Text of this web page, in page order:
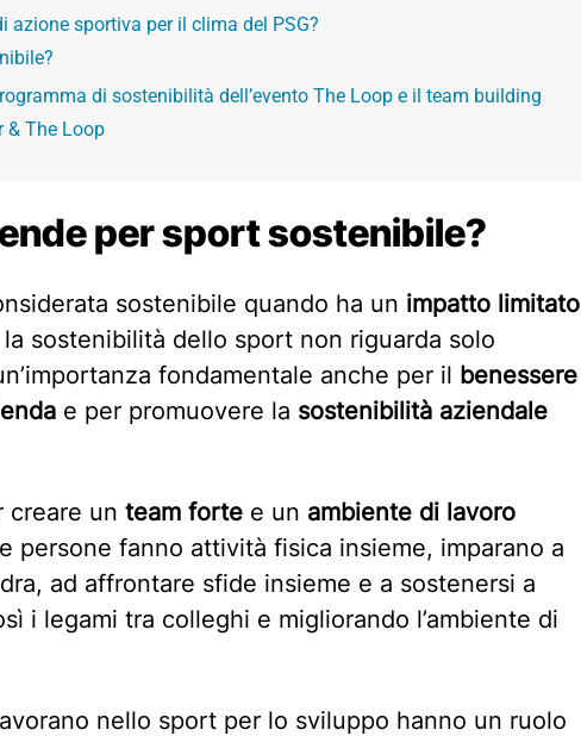
azione sportiva per il clima del PSG?
di sostenibilità dell’evento The Loop e il team building
& The Loop
per sport sostenibile?
sostenibile quando ha un impatto limitato
sostenibilità dello sport non riguarda solo
fondamentale anche per il benessere
e per promuovere la sostenibilità aziendale
creare un team forte e un ambiente di lavoro
persone fanno attività fisica insieme, imparano a
ad affrontare sfide insieme e a sostenersi a
i legami tra colleghi e migliorando l’ambiente di
nello sport per lo sviluppo hanno un ruolo